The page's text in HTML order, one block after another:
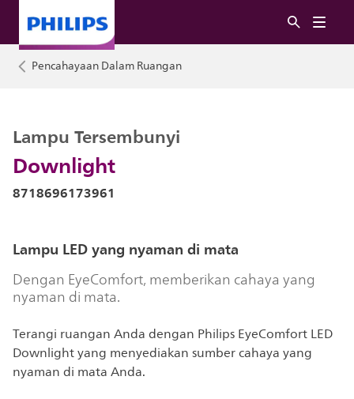
Pencahayaan Dalam Ruangan
Downlight
Lampu Tersembunyi
8718696173961
Lampu LED yang nyaman di mata
Dengan EyeComfort, memberikan cahaya yang
nyaman di mata.
Terangi ruangan Anda dengan Philips EyeComfort LED
Downlight yang menyediakan sumber cahaya yang
nyaman di mata Anda.